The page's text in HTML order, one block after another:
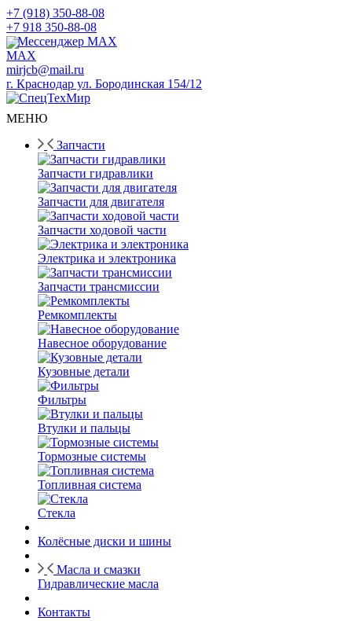
+7 (918) 350-88-08
+7 918 350-88-08
Мессенджер MAX
mirjcb@mail.ru
г. Краснодар ул. Бородинская 154/12
МЕНЮ
Запчасти
Запчасти гидравлики
Запчасти для двигателя
Запчасти ходовой части
Электрика и электроника
Запчасти трансмиссии
Ремкомплекты
Навесное оборудование
Кузовные детали
Фильтры
Втулки и пальцы
Тормозные системы
Топливная система
Стекла
Колёсные диски и шины
Масла и смазки
Гидравлические масла
Контакты